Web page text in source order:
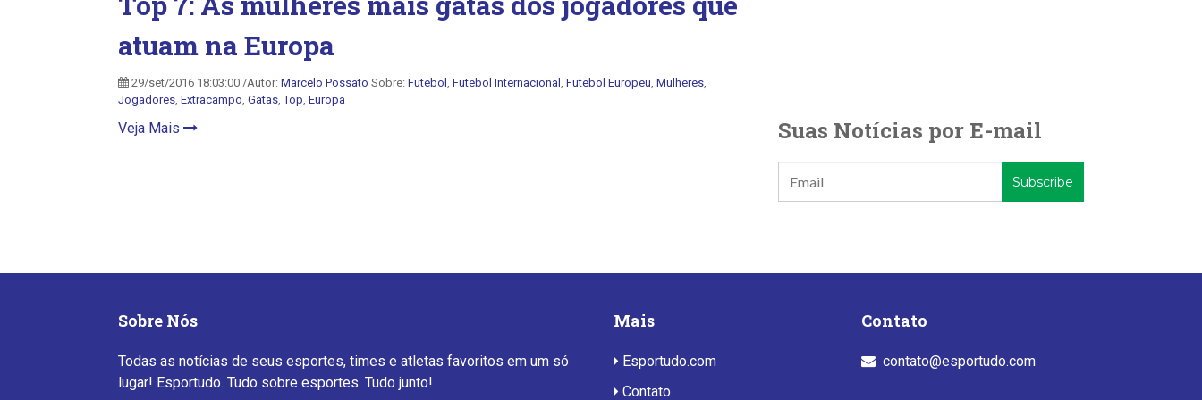
atuam na Europa
29/set/2016 18:03:00 /Autor: Marcelo Possato Sobre: Futebol , Futebol Internacional , Futebol Europeu, Mulheres,
Jogadores, Extracampo, Gatas,Top, Europa
Veja Mais Suas Notícias por E-mail
Sobre Nós
Todas as notícias de seus esportes, times e atletas favoritos em um só
lugar! Esportudo. Tudo sobre esportes. Tudo junto!
Mais
Esportudo.com
Contato
Contato
contato@esportudo.com